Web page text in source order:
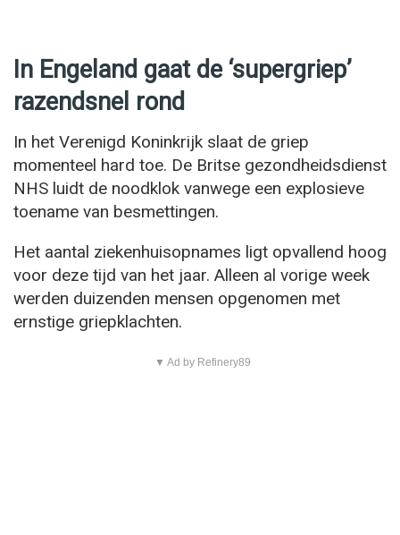
In Engeland gaat de ‘supergriep’
razendsnel rond
In het Verenigd Koninkrijk slaat de griep
momenteel hard toe. De Britse gezondheidsdienst
NHS luidt de noodklok vanwege een explosieve
toename van besmettingen.
Het aantal ziekenhuisopnames ligt opvallend hoog
voor deze tijd van het jaar. Alleen al vorige week
werden duizenden mensen opgenomen met
ernstige griepklachten.
▼ Ad by Refinery89